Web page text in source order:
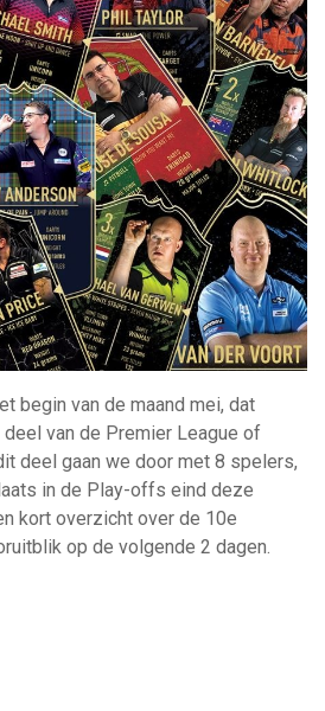
begin van de maand mei, dat
van de Premier League of
deel gaan we door met 8 spelers,
in de Play-offs eind deze
kort overzicht over de 10e
op de volgende 2 dagen.